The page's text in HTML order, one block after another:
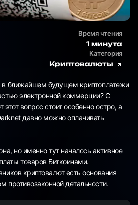
Время чтения
1 минута
Категория
Криптовалюты
в ближайшем будущем криптоплатежи
электронной коммерции? С
вопрос стоит особенно остро, а
давно можно оплачивать
но именно тут началось активное
товаров Биткоинами.
криптовалют есть основания
противозаконной детальности.